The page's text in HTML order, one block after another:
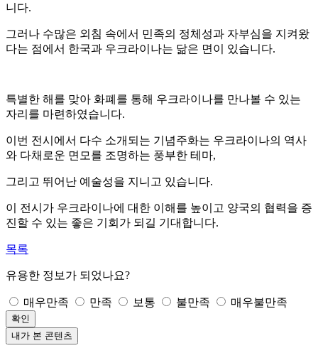
니다.
그러나 수많은 외침 속에서 민족의 정체성과 자부심을 지켜왔
다는 점에서 한국과 우크라이나는 닮은 면이 있습니다.
특별한 해를 맞아 화폐를 통해 우크라이나를 만나볼 수 있는
자리를 마련하였습니다.
이번 전시에서 다수 소개되는 기념주화는 우크라이나의 역사
와 다채로운 면모를 조명하는 풍부한 테마,
그리고 뛰어난 예술성을 지니고 있습니다.
이 전시가 우크라이나에 대한 이해를 높이고 양국의 협력을 증
진할 수 있는 좋은 기회가 되길 기대합니다.
목록
유용한 정보가 되었나요?
매우만족 만족 보통 불만족 매우불만족
확인
내가 본 콘텐츠